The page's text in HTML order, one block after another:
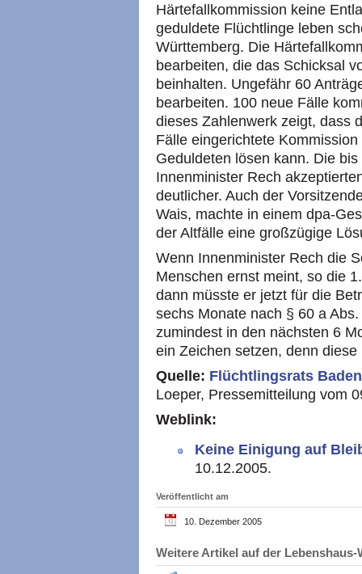
Härtefallkommission keine
geduldete Flüchtlinge leben
Württemberg. Die
bearbeiten, die das Schicksal
beinhalten. Ungefähr 60
bearbeiten. 100 neue Fälle
dieses Zahlenwerk zeigt, dass
Fälle eingerichtete
Geduldeten lösen kann. Die
Innenminister Rech
deutlicher. Auch der
Wais, machte in einem dpa-
der Altfälle eine großzügige
Wenn Innenminister Rech die
Menschen ernst meint, so die
dann müsste er jetzt für die
sechs Monate nach § 60 a
zumindest in den nächsten 6
ein Zeichen setzen, denn
Quelle: Flüchtlingsrats
Loeper, Pressemitteilung vom
Weblink:
Keine Einigung auf
10.12.2005.
Veröffentlicht am
10. Dezember 2005
Weitere Artikel auf der